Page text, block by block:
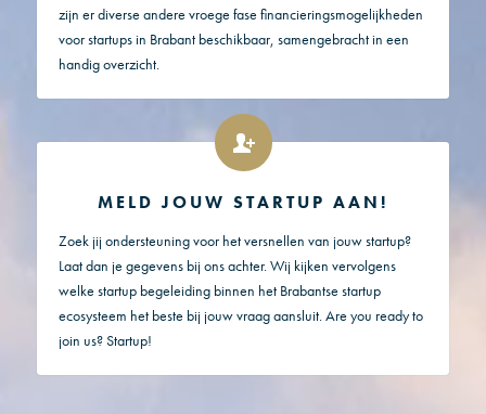
zijn er diverse andere vroege fase financieringsmogelijkheden
voor startups in Brabant beschikbaar, samengebracht in een
handig overzicht.
MELD JOUW STARTUP AAN!
Zoek jij ondersteuning voor het versnellen van jouw startup?
Laat dan je gegevens bij ons achter. Wij kijken vervolgens
welke startup begeleiding binnen het Brabantse startup
ecosysteem het beste bij jouw vraag aansluit. Are you ready to
join us? Startup!